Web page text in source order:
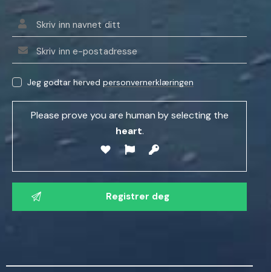
Jeg godtar hervedpersonvernerklæringen
Please prove you are human by selecting the
heart.
V
n